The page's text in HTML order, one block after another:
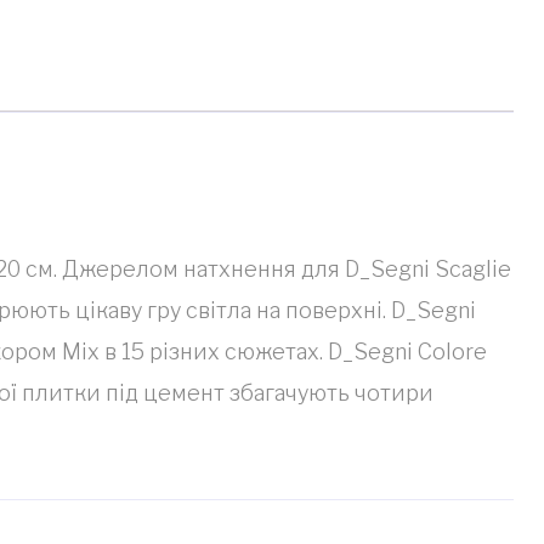
см. Джерелом натхнення для D_Segni Scaglie
цікаву гру світла на поверхні. D_Segni
Mix в 15 різних сюжетах. D_Segni Colore
плитки під цемент збагачують чотири